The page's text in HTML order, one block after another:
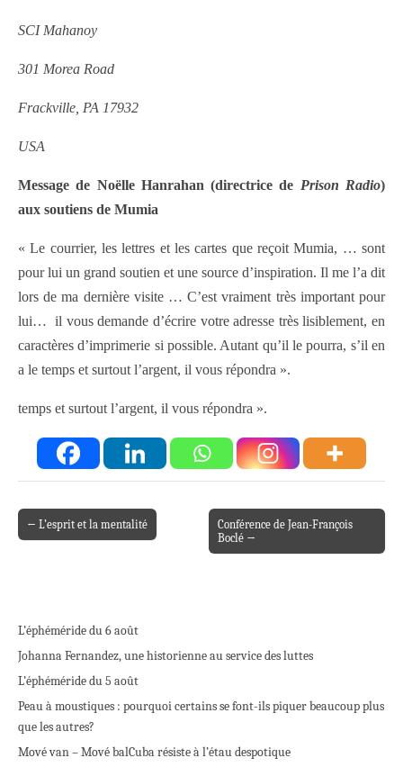
SCI Mahanoy
301 Morea Road
Frackville, PA 17932
USA
Message de Noëlle Hanrahan (directrice de Prison Radio)
aux soutiens de Mumia
« Le courrier, les lettres et les cartes que reçoit Mumia, … sont
pour lui un grand soutien et une source d’inspiration. Il me l’a dit
lors de ma dernière visite … C’est vraiment très important pour
lui… il vous demande d’écrire votre adresse très lisiblement, en
caractères d’imprimerie si possible. Autant qu’il le pourra, s’il en
a le temps et surtout l’argent, il vous répondra ».
temps et surtout l’argent, il vous répondra ».
Post navigation
← L’esprit et la mentalité
Conférence de Jean-François
Boclé →
L’éphéméride du 6 août
Johanna Fernandez, une historienne au service des luttes
L’éphéméride du 5 août
Peau à moustiques : pourquoi certains se font-ils piquer beaucoup plus
que les autres?
Mové van – Mové balCuba résiste à l’étau despotique